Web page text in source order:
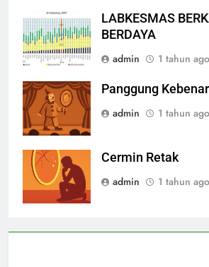
LABKESMAS
BERDAYA
admin
1 tahun ago
Panggung
admin
1 tahun ago
Cermin Retak
admin
1 tahun ago